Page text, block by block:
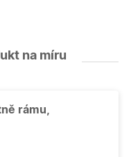
na míru
rámu,